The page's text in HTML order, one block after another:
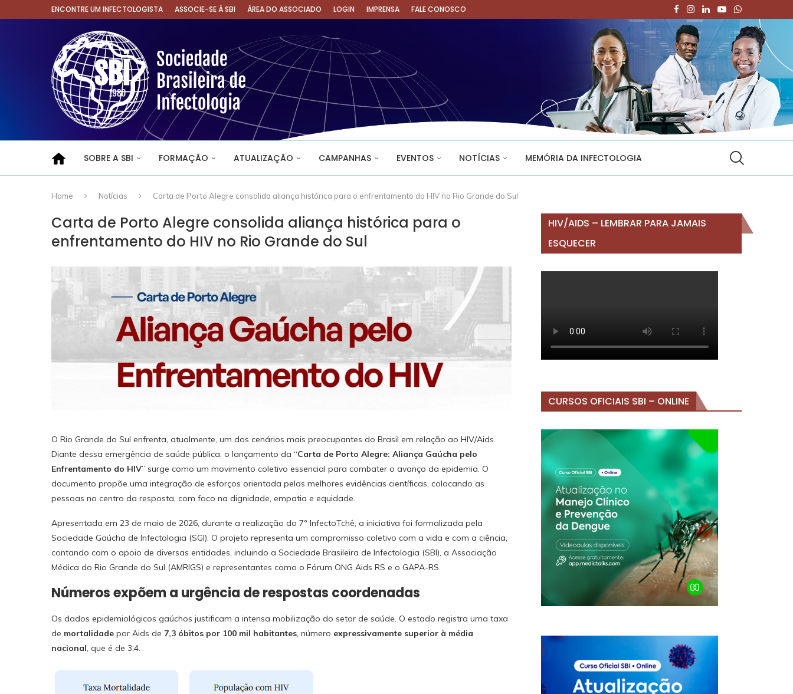
ENCONTRE UM INFECTOLOGISTA ASSOCIE-SE À SBI ÁREA DO ASSOCIADO LOGIN IMPRENSA FALE CONOSCO
SOBRE A SBI FORMAÇÃO ATUALIZAÇÃO CAMPANHAS EVENTOS NOTÍCIAS MEMÓRIA DA INFECTOLOGIA
Home Notícias Carta de Porto Alegre consolida aliança histórica para o enfrentamento do HIV no Rio Grande do Sul
Carta de Porto Alegre consolida aliança histórica para o
enfrentamento do HIV no Rio Grande do Sul
O Rio Grande do Sul enfrenta, atualmente, um dos cenários mais preocupantes do Brasil em relação ao HIV/Aids.
Diante dessa emergência de saúde pública, o lançamento da “Carta de Porto Alegre: Aliança Gaúcha pelo
Enfrentamento do HIV” surge como um movimento coletivo essencial para combater o avanço da epidemia. O
documento propõe uma integração de esforços orientada pelas melhores evidências científicas, colocando as
pessoas no centro da resposta, com foco na dignidade, empatia e equidade.
Apresentada em 23 de maio de 2026, durante a realização do 7º InfectoTchê, a iniciativa foi formalizada pela
Sociedade Gaúcha de Infectologia (SGI). O projeto representa um compromisso coletivo com a vida e com a ciência,
contando com o apoio de diversas entidades, incluindo a Sociedade Brasileira de Infectologia (SBI), a Associação
Médica do Rio Grande do Sul (AMRIGS) e representantes como o Fórum ONG Aids RS e o GAPA-RS.
Números expõem a urgência de respostas coordenadas
Os dados epidemiológicos gaúchos justificam a intensa mobilização do setor de saúde. O estado registra uma taxa
de mortalidade por Aids de 7,3 óbitos por 100 mil habitantes, número expressivamente superior à média
nacional, que é de 3,4.
HIV/AIDS – LEMBRAR PARA JAMAIS
ESQUECER
CURSOS OFICIAIS SBI – ONLINE